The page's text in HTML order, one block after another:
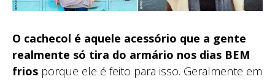
O cachecol é aquele acessório que a gente
realmente só tira do armário nos dias BEM
frios porque ele é feito para isso. Geralmente em